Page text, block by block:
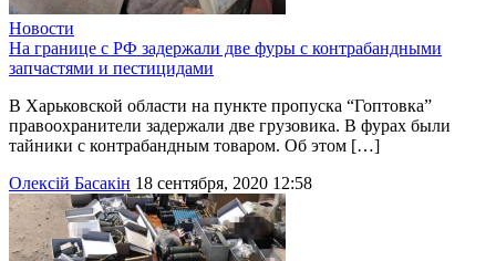
Новости
На границе с РФ задержали две фуры с контрабандными
запчастями и пестицидами
В Харьковской области на пункте пропуска “Гоптовка”
правоохранители задержали две грузовика. В фурах были
тайники с контрабандным товаром. Об этом […]
Олексій Басакін 18 сентября, 2020 12:58